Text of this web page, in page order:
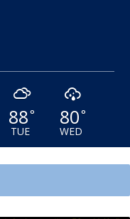
88°
TUE
80°
WED